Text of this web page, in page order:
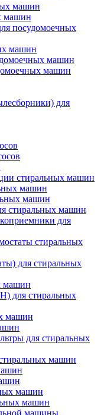
машин
машин
посудомоечных
машин
машин
машин
для
стиральных машин
машин
машин
стиральных машин
для
стиральных
для стиральных
машин
для стиральных
машин
для стиральных
машин
машин
машин
машины